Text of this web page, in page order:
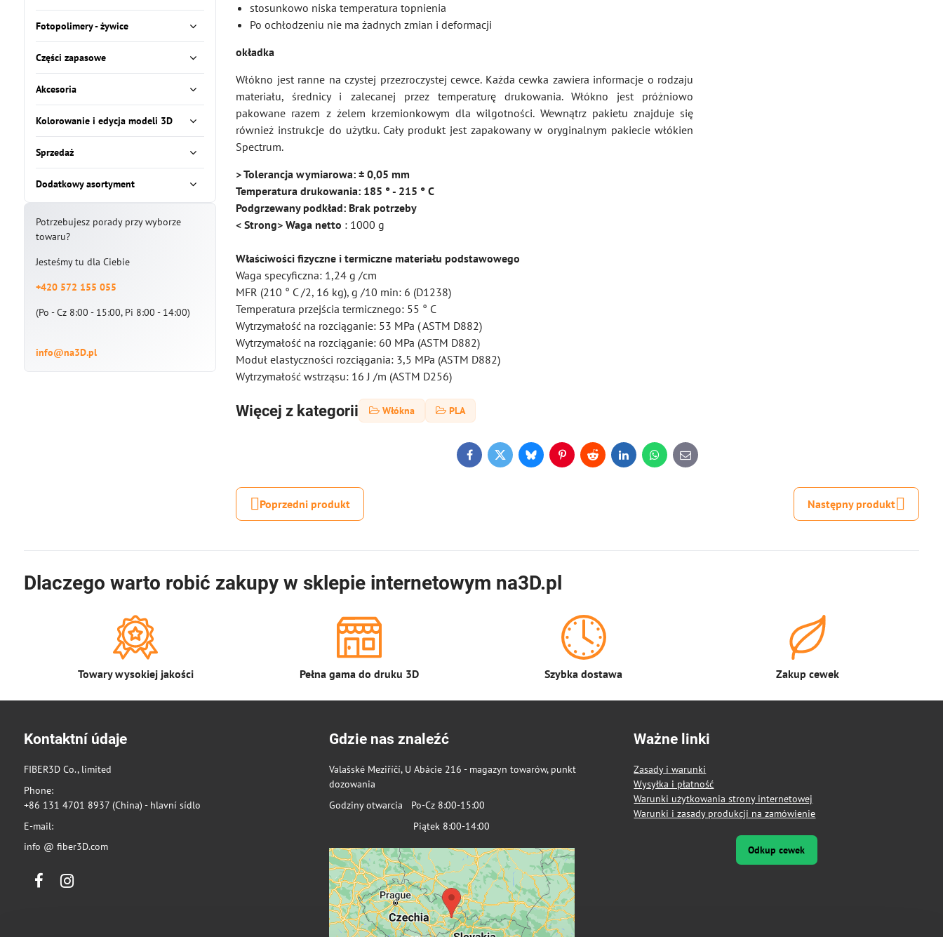
stosunkowo niska temperatura topnienia
Po ochłodzeniu nie ma żadnych zmian i deformacji
okładka
Włókno jest ranne na czystej przezroczystej cewce. Każda cewka zawiera informacje o rodzaju
materiału, średnicy i zalecanej przez temperaturę drukowania. Włókno jest próżniowo
pakowane razem z żelem krzemionkowym dla wilgotności. Wewnątrz pakietu znajduje się
również instrukcje do użytku. Cały produkt jest zapakowany w oryginalnym pakiecie włókien
Spectrum.
> Tolerancja wymiarowa: ± 0,05 mm
Temperatura drukowania: 185 ° - 215 ° C
Podgrzewany podkład: Brak potrzeby
< Strong> Waga netto : 1000 g
Właściwości fizyczne i termiczne materiału podstawowego
Waga specyficzna: 1,24 g /cm
MFR (210 ° C /2, 16 kg), g /10 min: 6 (D1238)
Temperatura przejścia termicznego: 55 ° C
Wytrzymałość na rozciąganie: 53 MPa ( ASTM D882)
Wytrzymałość na rozciąganie: 60 MPa (ASTM D882)
Moduł elastyczności rozciągania: 3,5 MPa (ASTM D882)
Wytrzymałość wstrząsu: 16 J /m (ASTM D256)
Więcej z kategorii Włókna PLA
FacebookTwitterBlueskyPinterestRedditLinkedInWhatsApp
E-
mail
Poprzedni produkt Następny produkt
Fotopolimery - żywice
Części zapasowe
Akcesoria
Kolorowanie i edycja modeli 3D
Sprzedaż
Dodatkowy asortyment
Potrzebujesz porady przy wyborze
towaru?
Jesteśmy tu dla Ciebie
+420 572 155 055
(Po - Cz 8:00 - 15:00, Pi 8:00 - 14:00)
info@na3D.pl
Dlaczego warto robić zakupy w sklepie internetowym na3D.pl
Towary wysokiej jakości Pełna gama do druku 3D Szybka dostawa Zakup cewek
Kontaktní údaje
FIBER3D Co., limited
Phone:
+86 131 4701 8937 (China) - hlavní sídlo
E-mail:
info @ fiber3D.com
FacebookInstagram
Gdzie nas znaleźć
Valašské Meziříčí, U Abácie 216 - magazyn towarów, punkt
dozowania
Godziny otwarcia Po-Cz 8:00-15:00
Piątek 8:00-14:00
Ważne linki
Zasady i warunki
Wysyłka i płatność
Warunki użytkowania strony internetowej
Warunki i zasady produkcji na zamówienie
Odkup cewek